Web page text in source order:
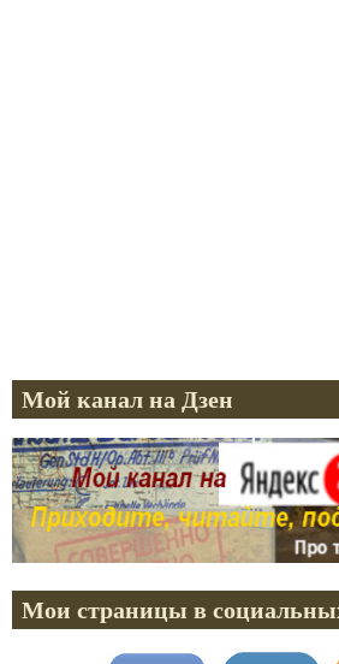
Мой канал на Дзен
Мои страницы в